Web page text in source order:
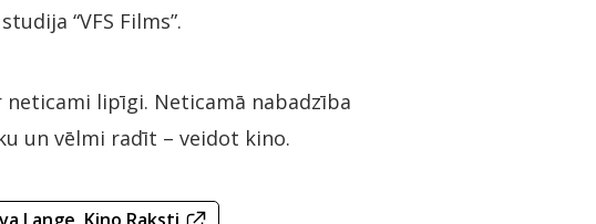
“VFS Films”.
lipīgi. Neticamā nabadzība
un vēlmi radīt – veidot kino.